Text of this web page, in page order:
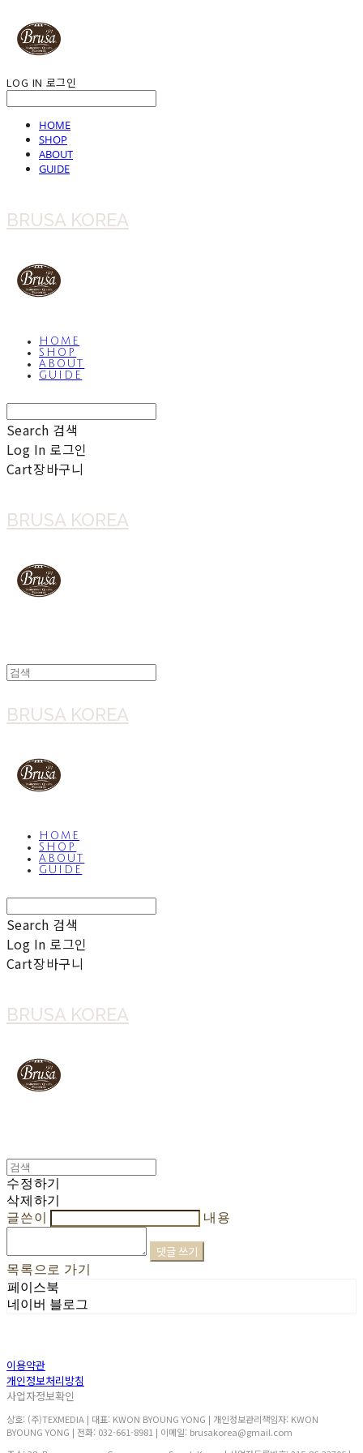
LOG IN 로그인
HOME
SHOP
ABOUT
GUIDE
BRUSA KOREA
HOME
SHOP
ABOUT
GUIDE
Search 검색
Log In 로그인
Cart장바구니
BRUSA KOREA
BRUSA KOREA
HOME
SHOP
ABOUT
GUIDE
Search 검색
Log In 로그인
Cart장바구니
BRUSA KOREA
수정하기
삭제하기
글쓴이
내용
댓글 쓰기
목록으로 가기
페이스북
네이버 블로그
이용약관
개인정보처리방침
사업자정보확인
상호: (주)TEXMEDIA | 대표: KWON BYOUNG YONG | 개인정보관리책임자: KWON
BYOUNG YONG | 전화: 032-661-8981 | 이메일: brusakorea@gmail.com